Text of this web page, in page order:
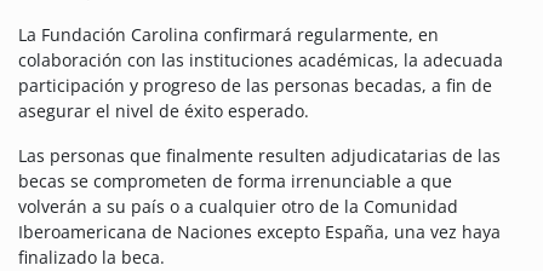
La Fundación Carolina confirmará regularmente, en
colaboración con las instituciones académicas, la adecuada
participación y progreso de las personas becadas, a fin de
asegurar el nivel de éxito esperado.
Las personas que finalmente resulten adjudicatarias de las
becas se comprometen de forma irrenunciable a que
volverán a su país o a cualquier otro de la Comunidad
Iberoamericana de Naciones excepto España, una vez haya
finalizado la beca.